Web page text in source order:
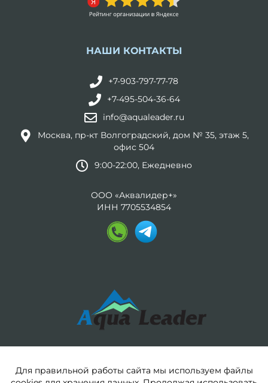
НАШИ КОНТАКТЫ
+7-903-797-77-78
+7-495-504-36-64
info@aqualeader.ru
Москва, пр-кт Волгоградский, дом № 35, этаж 5,
офис 504
9:00-22:00, Ежедневно
ООО «Аквалидер+»
ИНН 7705534854
Для правильной работы сайта мы используем файлы